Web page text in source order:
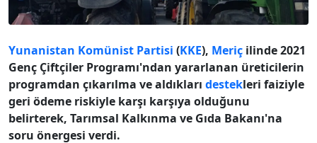
Yunanistan Komünist Partisi (KKE), Meriç ilinde 2021
Genç Çiftçiler Programı'ndan yararlanan üreticilerin
programdan çıkarılma ve aldıkları destekleri faiziyle
geri ödeme riskiyle karşı karşıya olduğunu
belirterek, Tarımsal Kalkınma ve Gıda Bakanı'na
soru önergesi verdi.